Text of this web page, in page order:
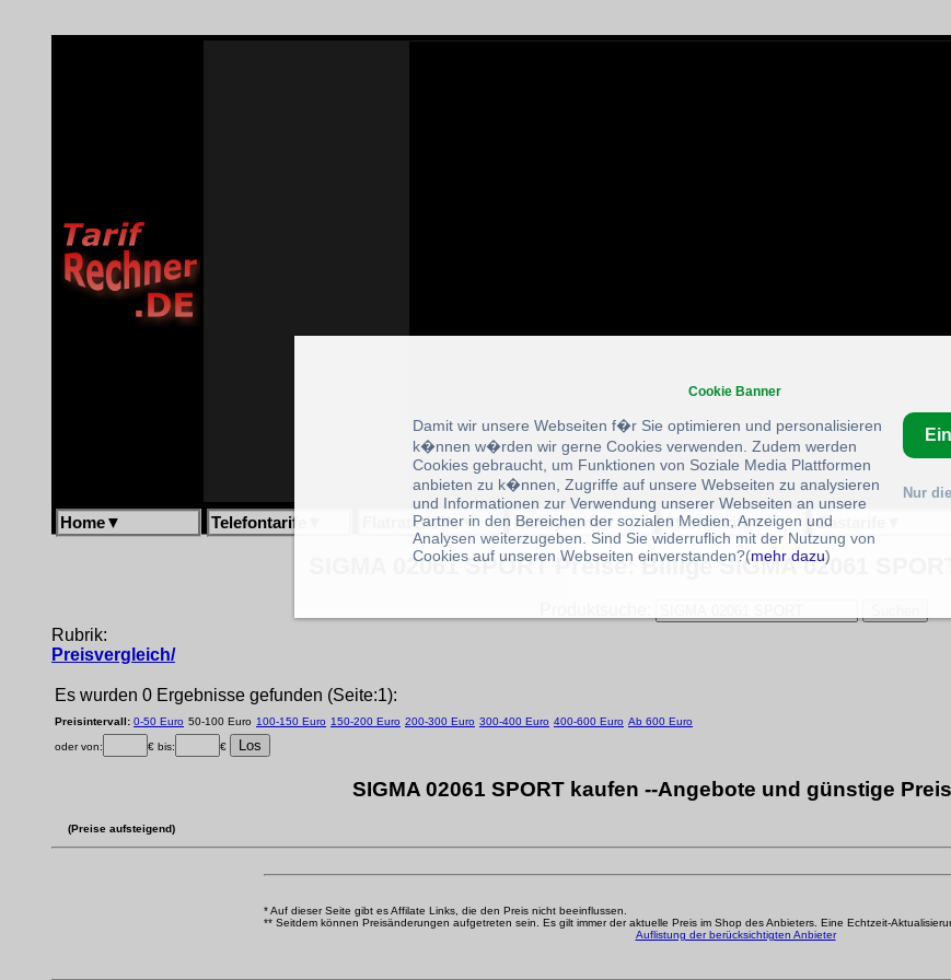
Home▼ Telefontarife Flatratetarife▼ Handytarife▼ Stromtarife▼ Gastarife
SIGMA 02061 SPORT Preise: Billige SIGMA 02061
Rubrik:
Preisvergleich/
Es wurden 0 Ergebnisse gefunden (Seite:1):
Preisintervall: 0-50 Euro 50-100 Euro 100-150 Euro 150-200 Euro 200-300 Euro 300-400 Euro 400-600 Euro Ab 600 Euro
oder von: € bis: €
SIGMA 02061 SPORT kaufen --Angebote und günstige
(Preise aufsteigend)
* Auf dieser Seite gibt es Affilate Links, die den Preis nicht beeinflussen.
** Seitdem können Preisänderungen aufgetreten sein. Es gilt immer der aktuelle Preis im Shop des Anbieters. Eine Echtzeit-
Auflistung der berücksichtigten Anbieter
Cookie Banner
Damit wir unsere Webseiten f�r Sie optimieren und personalisieren
k�nnen w�rden wir gerne Cookies verwenden. Zudem werden
Cookies gebraucht, um Funktionen von Soziale Media Plattformen
anbieten zu k�nnen, Zugriffe auf unsere Webseiten zu analysieren
und Informationen zur Verwendung unserer Webseiten an unsere
Partner in den Bereichen der sozialen Medien, Anzeigen und
Analysen weiterzugeben. Sind Sie widerruflich mit der Nutzung von
Cookies auf unseren Webseiten einverstanden?(mehr dazu)
Nur